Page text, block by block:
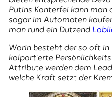
|
D
E
K
Putins Konterfei kann man
sogar im Automaten
man rund ein Dutzend
Worin besteht der so oft in
kolportierte
Attribute werden dem
welche Kraft setzt der